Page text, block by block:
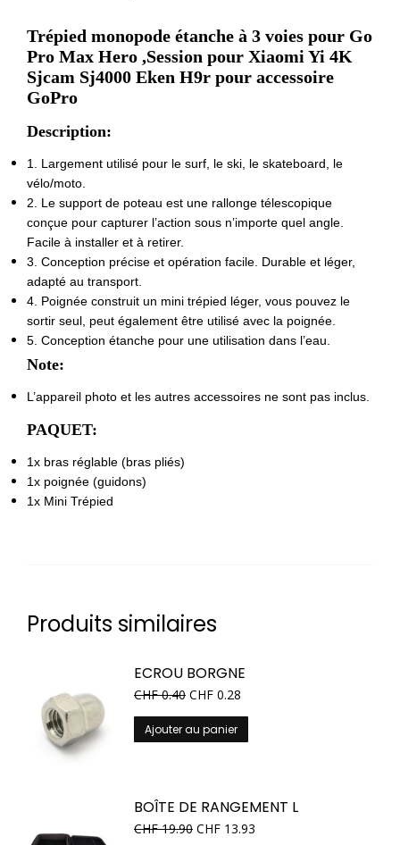
Trépied monopode étanche à 3 voies pour Go
Pro Max Hero ,Session pour Xiaomi Yi 4K
Sjcam Sj4000 Eken H9r pour accessoire
GoPro
Description:
1. Largement utilisé pour le surf, le ski, le skateboard, le
vélo/moto.
2. Le support de poteau est une rallonge télescopique
conçue pour capturer l’action sous n’importe quel angle.
Facile à installer et à retirer.
3. Conception précise et opération facile. Durable et léger,
adapté au transport.
4. Poignée construit un mini trépied léger, vous pouvez le
sortir seul, peut également être utilisé avec la poignée.
5. Conception étanche pour une utilisation dans l’eau.
Note:
L’appareil photo et les autres accessoires ne sont pas inclus.
PAQUET:
1x bras réglable (bras pliés)
1x poignée (guidons)
1x Mini Trépied
Produits similaires
ECROU BORGNE
CHF0.40 CHF 0.28
Ajouter au panier
BOÎTE DE RANGEMENT L
CHF19.90 CHF 13.93